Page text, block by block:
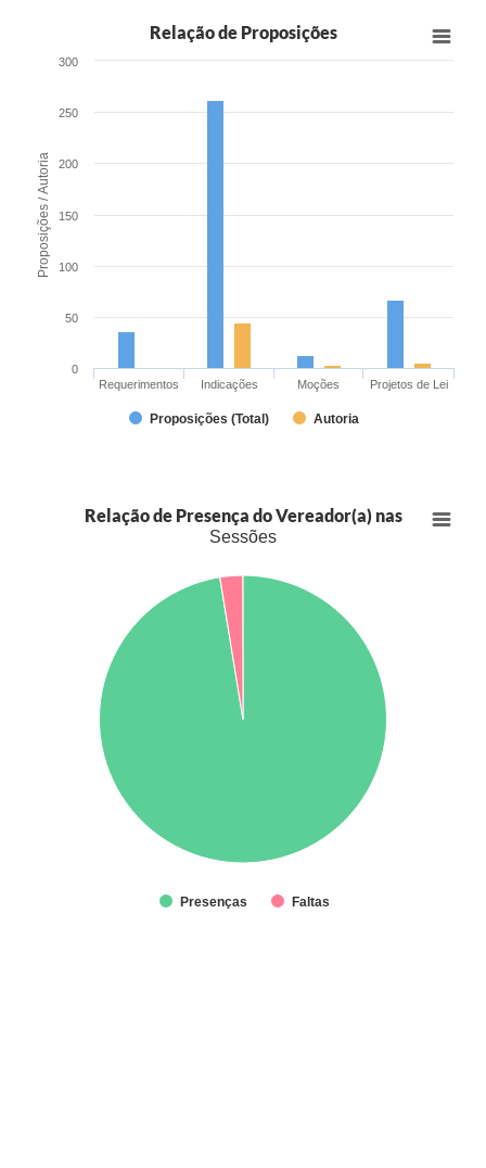
Proposições / Autoria
Relação de Proposições
Proposições (Total) Autoria
Requerimentos Indicações Moções Projetos de Lei
0
50
100
150
200
250
300
Relação de Presença do Vereador(a) nas
Sessões
Presenças Faltas